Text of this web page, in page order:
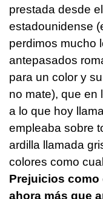
prestada desde
estadounidense
perdimos mucho
antepasados
para un color y
no mate), que en
a lo que hoy
empleaba sobre
ardilla llamada
colores como
Prejuicios como
ahora más que